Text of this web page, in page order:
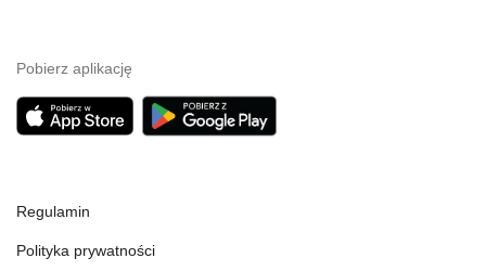
Pobierz aplikację
Regulamin
Polityka prywatności